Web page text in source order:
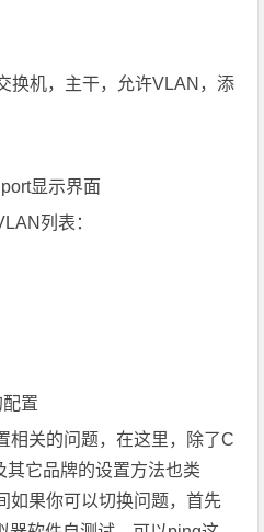
换机，主干，允许VLAN，添
显示界面
列表：
置
相关的问题，在这里，除了C
它品牌的设置方法也类
如果你可以切换问题，首先